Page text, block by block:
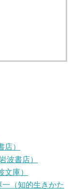
店）
波書店）
庫）
一（知的生きかた